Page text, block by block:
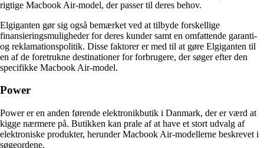
rigtige Macbook Air-model, der passer til deres behov.
Elgiganten gør sig også bemærket ved at tilbyde forskellige
finansieringsmuligheder for deres kunder samt en omfattende garanti-
og reklamationspolitik. Disse faktorer er med til at gøre Elgiganten til
en af de foretrukne destinationer for forbrugere, der søger efter den
specifikke Macbook Air-model.
Power
Power er en anden førende elektronikbutik i Danmark, der er værd at
kigge nærmere på. Butikken kan prale af at have et stort udvalg af
elektroniske produkter, herunder Macbook Air-modellerne beskrevet i
søgeordene.